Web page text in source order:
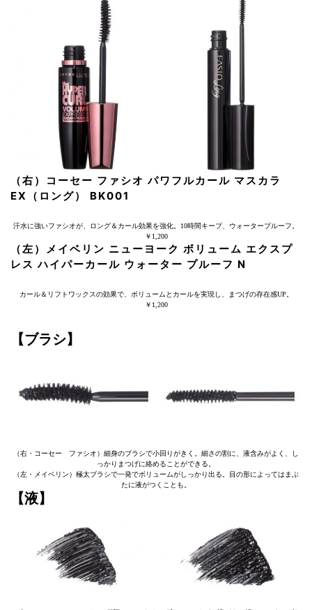
（右）コーセー ファシオ パワフルカール マスカラ
EX（ロング） BK001
汗水に強いファシオが、ロング＆カール効果を強化。10時間キープ、ウォータープルーフ。
￥1,200
（左）メイベリン ニューヨーク ボリューム エクスプ
レス ハイパーカール ウォーター プルーフ N
カール＆リフトワックスの効果で、ボリュームとカールを実現し、まつげの存在感UP。
￥1,200
【ブラシ】
（右・コーセー ファシオ）細身のブラシで小回りがきく。細さの割に、液含みがよく、し
っかりまつげに絡めることができる。
（左・メイベリン）極太ブラシで一発でボリュームがしっかり出る。目の形によってはまぶ
たに液がつくことも。
【液】